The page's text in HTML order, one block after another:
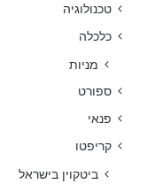
טכנולוגיה
כלכלה
מניות
ספורט
פנאי
קריפטו
ביטקוין בישראל